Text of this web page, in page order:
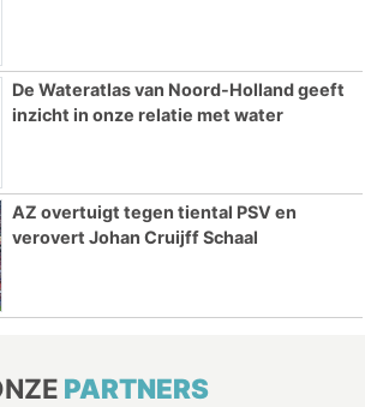
De Wateratlas van Noord-Holland geeft
inzicht in onze relatie met water
AZ overtuigt tegen tiental PSV en
verovert Johan Cruijff Schaal
PARTNERS